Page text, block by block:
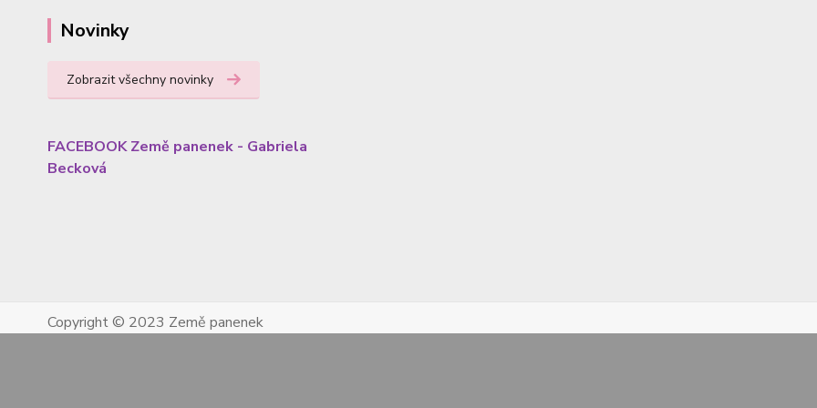
Novinky
Zobrazit všechny novinky
FACEBOOK Země panenek - Gabriela
Becková
Copyright © 2023 Země panenek